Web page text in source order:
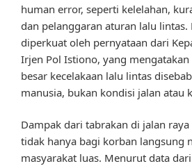
human error, seperti kelelahan,
dan pelanggaran aturan lalu lintas.
diperkuat oleh pernyataan dari
Irjen Pol Istiono, yang mengatakan
besar kecelakaan lalu lintas
manusia, bukan kondisi jalan atau
Dampak dari tabrakan di jalan raya
tidak hanya bagi korban langsung
masyarakat luas. Menurut data